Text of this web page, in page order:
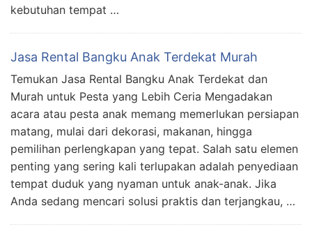
kebutuhan tempat …
Jasa Rental Bangku Anak Terdekat Murah
Temukan Jasa Rental Bangku Anak Terdekat dan
Murah untuk Pesta yang Lebih Ceria Mengadakan
acara atau pesta anak memang memerlukan persiapan
matang, mulai dari dekorasi, makanan, hingga
pemilihan perlengkapan yang tepat. Salah satu elemen
penting yang sering kali terlupakan adalah penyediaan
tempat duduk yang nyaman untuk anak-anak. Jika
Anda sedang mencari solusi praktis dan terjangkau, …